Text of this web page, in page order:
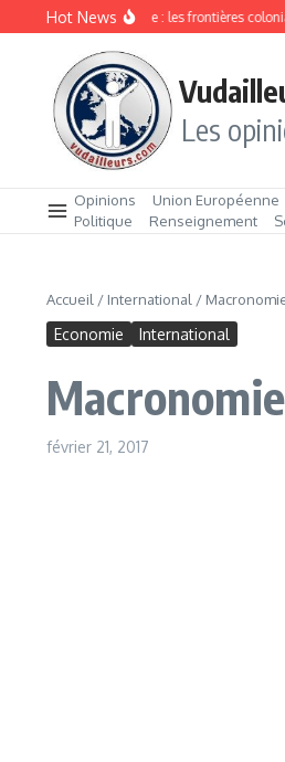
Aller au contenu
Hot News
en Afrique : les frontières coloniales
Les
Opinions Union Européenne
Politique
Renseignement
Accueil / International /
Economie International
février 21, 2017